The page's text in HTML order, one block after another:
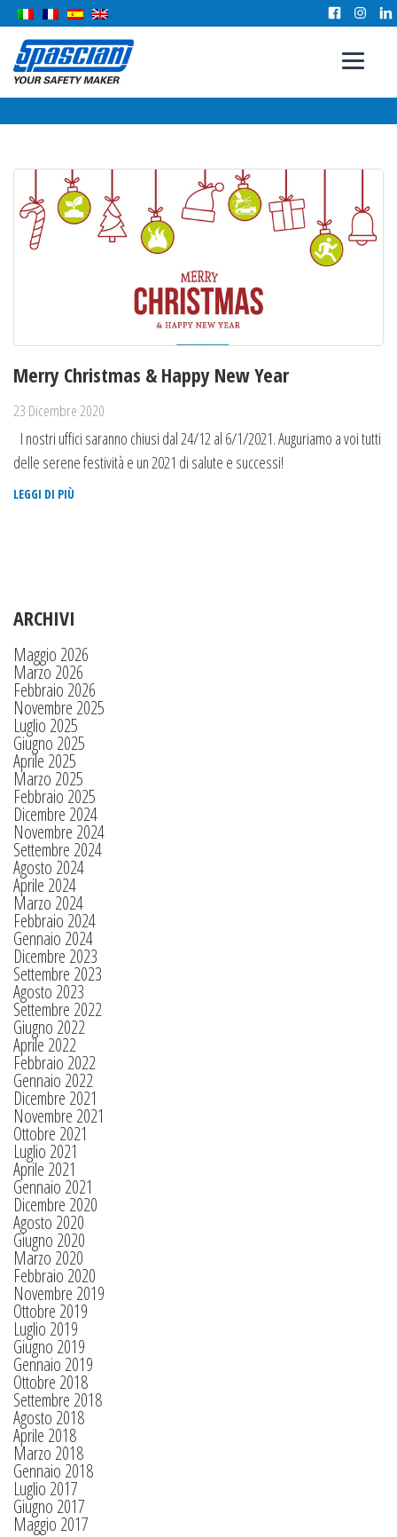
Merry Christmas & Happy New Year
23 Dicembre 2020
I nostri uffici saranno chiusi dal 24/12 al 6/1/2021. Auguriamo a voi tutti
delle serene festività e un 2021 di salute e successi!
LEGGI DI PIÙ
ARCHIVI
Maggio 2026
Marzo 2026
Febbraio 2026
Novembre 2025
Luglio 2025
Giugno 2025
Aprile 2025
Marzo 2025
Febbraio 2025
Dicembre 2024
Novembre 2024
Settembre 2024
Agosto 2024
Aprile 2024
Marzo 2024
Febbraio 2024
Gennaio 2024
Dicembre 2023
Settembre 2023
Agosto 2023
Settembre 2022
Giugno 2022
Aprile 2022
Febbraio 2022
Gennaio 2022
Dicembre 2021
Novembre 2021
Ottobre 2021
Luglio 2021
Aprile 2021
Gennaio 2021
Dicembre 2020
Agosto 2020
Giugno 2020
Marzo 2020
Febbraio 2020
Novembre 2019
Ottobre 2019
Luglio 2019
Giugno 2019
Gennaio 2019
Ottobre 2018
Settembre 2018
Agosto 2018
Aprile 2018
Marzo 2018
Gennaio 2018
Luglio 2017
Giugno 2017
Maggio 2017